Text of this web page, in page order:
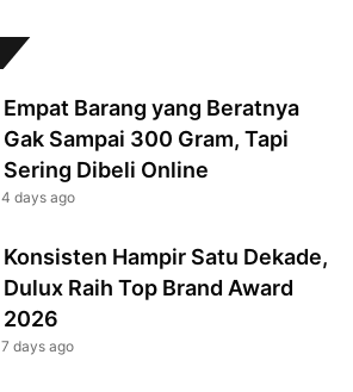
Empat Barang yang Beratnya
Gak Sampai 300 Gram, Tapi
Sering Dibeli Online
4 days ago
Konsisten Hampir Satu Dekade,
Dulux Raih Top Brand Award
2026
7 days ago